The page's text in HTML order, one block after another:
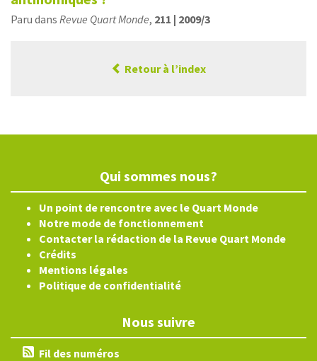
Paru dans Revue Quart Monde, 211 | 2009/3
Retour à l’index
Qui sommes nous?
Un point de rencontre avec le Quart Monde
Notre mode de fonctionnement
Contacter la rédaction de la Revue Quart Monde
Crédits
Mentions légales
Politique de confidentialité
Nous suivre
Fil des numéros